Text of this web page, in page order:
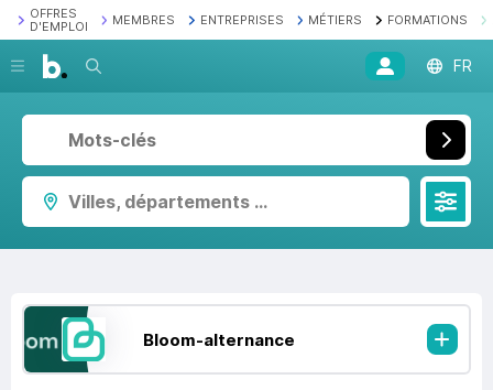
OFFRES
D'EMPLOI
MEMBRES ENTREPRISES MÉTIERS FORMATIONS
Recherche FR
Villes, départements ...
Bloom-alternance